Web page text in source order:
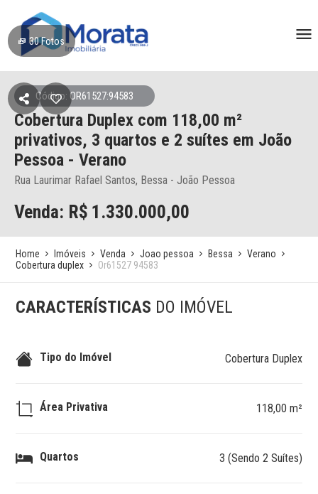
30Fotos
Código: OR61527:94583
Cobertura Duplex com 118,00 m²
privativos, 3 quartos e 2 suítes em João
Pessoa - Verano
Rua Laurimar Rafael Santos, Bessa - João Pessoa
Venda: R$ 1.330.000,00
Home Imóveis Venda Joao pessoa Bessa
Verano
Cobertura duplex
Or61527 94583
CARACTERÍSTICAS DO IMÓVEL
Tipo do Imóvel Cobertura Duplex
Área Privativa 118,00 m²
Quartos 3 (Sendo 2 Suítes)